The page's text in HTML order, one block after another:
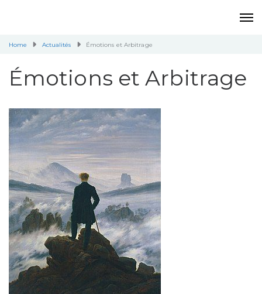
Home Actualités Émotions et Arbitrage
Émotions et Arbitrage